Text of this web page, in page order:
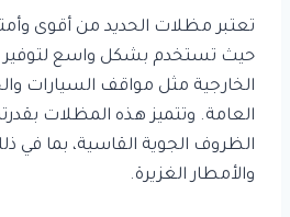
تعتبر مظلات الحديد من أقوى
حيث تستخدم بشكل واسع لتوفير
الخارجية مثل مواقف السيارات
العامة. وتتميز هذه المظلات
الظروف الجوية القاسية، بما في
والأمطار الغزيرة.